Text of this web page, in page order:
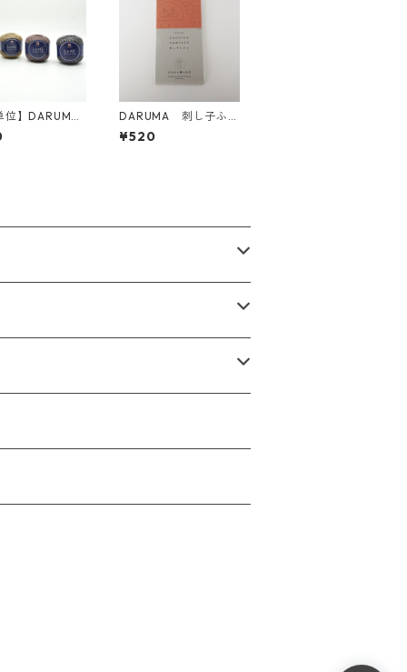
位】DARUMA
レ－ス糸#30
DARUMA 刺し子ふき
ん 模様刺し（DARUM
Aオリジナル柄）1056
¥520